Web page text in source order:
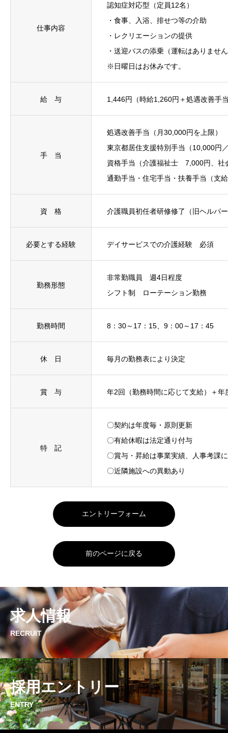
仕事内容
認知症対応型（定員12名）
・食事、入浴、排せつ等の介助
・レクリエーションの提供
・送迎バスの添乗（運転はありませ
※日曜日はお休みです。
給 与 1,446円（時給1,260円＋処遇改善手
手 当
処遇改善手当（月30,000円を上限）
東京都居住支援特別手当（10,000円
資格手当（介護福祉士 7,000円、
通勤手当・住宅手当・扶養手当（支
資 格 介護職員初任者研修修了（旧ヘルパ
必要とする経験 デイサービスでの介護経験 必須
勤務形態
非常勤職員 週4日程度
シフト制 ローテーション勤務
勤務時間 8：30～17：15、9：00～17：45
休 日 毎月の勤務表により決定
賞 与 年2回（勤務時間に応じて支給）＋年
特 記
〇契約は年度毎・原則更新
〇有給休暇は法定通り付与
〇賞与・昇給は事業実績、人事考課
〇近隣施設への異動あり
エントリーフォーム
前のページに戻る
求人情報
RECRUIT
採用エントリー
ENTRY